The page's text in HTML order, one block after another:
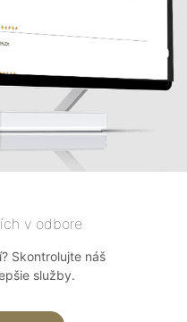
v odbore
Skontrolujte náš
služby.